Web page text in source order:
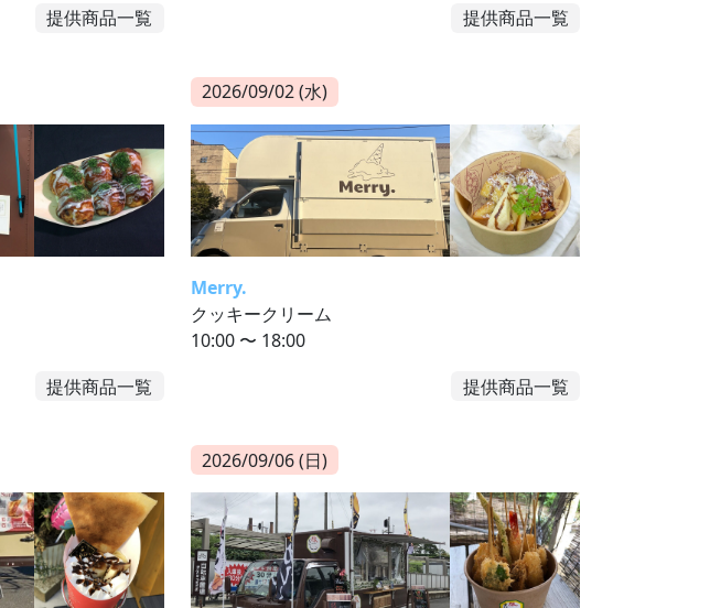
提供商品一覧
提供商品一覧
提供商品一覧
2026/09/02 (水)
Merry.
クッキークリーム
10:00 〜 18:00
提供商品一覧
2026/09/06 (日)